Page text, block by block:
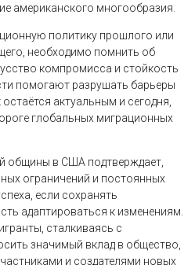
американского многообразия.
политику прошлого или
необходимо помнить об
компромисса и стойкость
помогают разрушать барьеры
актуальным и сегодня,
глобальных миграционных
общины в США подтверждает,
ограничений и постоянных
если сохранять
адаптироваться к изменениям.
сталкиваясь с
значимый вклад в общество,
и создателями новых